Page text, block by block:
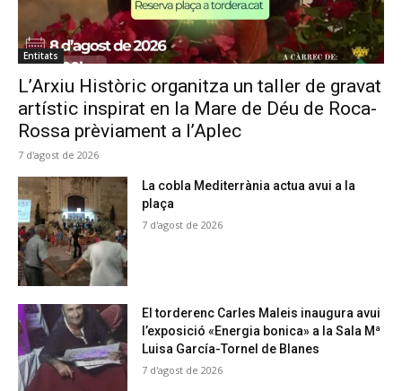
Entitats
L’Arxiu Històric organitza un taller de gravat
artístic inspirat en la Mare de Déu de Roca-
Rossa prèviament a l’Aplec
7 d'agost de 2026
La cobla Mediterrània actua avui a la
plaça
7 d'agost de 2026
El torderenc Carles Maleis inaugura avui
l’exposició «Energia bonica» a la Sala Mª
Luisa García-Tornel de Blanes
7 d'agost de 2026